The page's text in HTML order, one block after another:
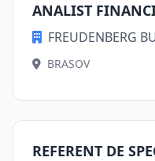
ANALIST
FREUDENBERG
BRASOV
REFERENT DE